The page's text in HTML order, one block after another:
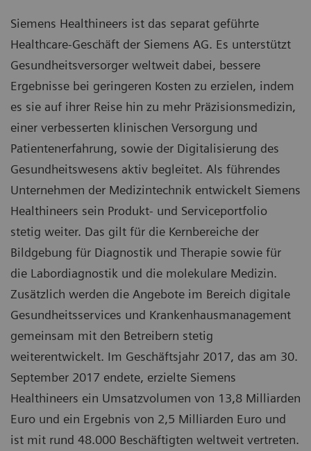
Siemens Healthineers ist das separat geführte
Healthcare-Geschäft der Siemens AG. Es unterstützt
Gesundheitsversorger weltweit dabei, bessere
Ergebnisse bei geringeren Kosten zu erzielen, indem
es sie auf ihrer Reise hin zu mehr Präzisionsmedizin,
einer verbesserten klinischen Versorgung und
Patientenerfahrung, sowie der Digitalisierung des
Gesundheitswesens aktiv begleitet. Als führendes
Unternehmen der Medizintechnik entwickelt Siemens
Healthineers sein Produkt- und Serviceportfolio
stetig weiter. Das gilt für die Kernbereiche der
Bildgebung für Diagnostik und Therapie sowie für
die Labordiagnostik und die molekulare Medizin.
Zusätzlich werden die Angebote im Bereich digitale
Gesundheitsservices und Krankenhausmanagement
gemeinsam mit den Betreibern stetig
weiterentwickelt. Im Geschäftsjahr 2017, das am 30.
September 2017 endete, erzielte Siemens
Healthineers ein Umsatzvolumen von 13,8 Milliarden
Euro und ein Ergebnis von 2,5 Milliarden Euro und
ist mit rund 48.000 Beschäftigten weltweit vertreten.